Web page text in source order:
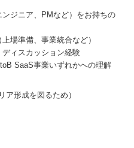
ジニア、PMなど）をお持ちの
場準備、事業統合など）
ディスカッション経験
SaaS事業いずれかへの理解
ア形成を図るため）